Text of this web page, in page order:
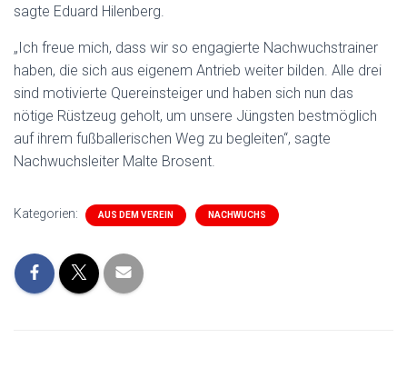
sagte Eduard Hilenberg.
„Ich freue mich, dass wir so engagierte Nachwuchstrainer
haben, die sich aus eigenem Antrieb weiter bilden. Alle drei
sind motivierte Quereinsteiger und haben sich nun das
nötige Rüstzeug geholt, um unsere Jüngsten bestmöglich
auf ihrem fußballerischen Weg zu begleiten“, sagte
Nachwuchsleiter Malte Brosent.
Kategorien: AUS DEM VEREIN NACHWUCHS